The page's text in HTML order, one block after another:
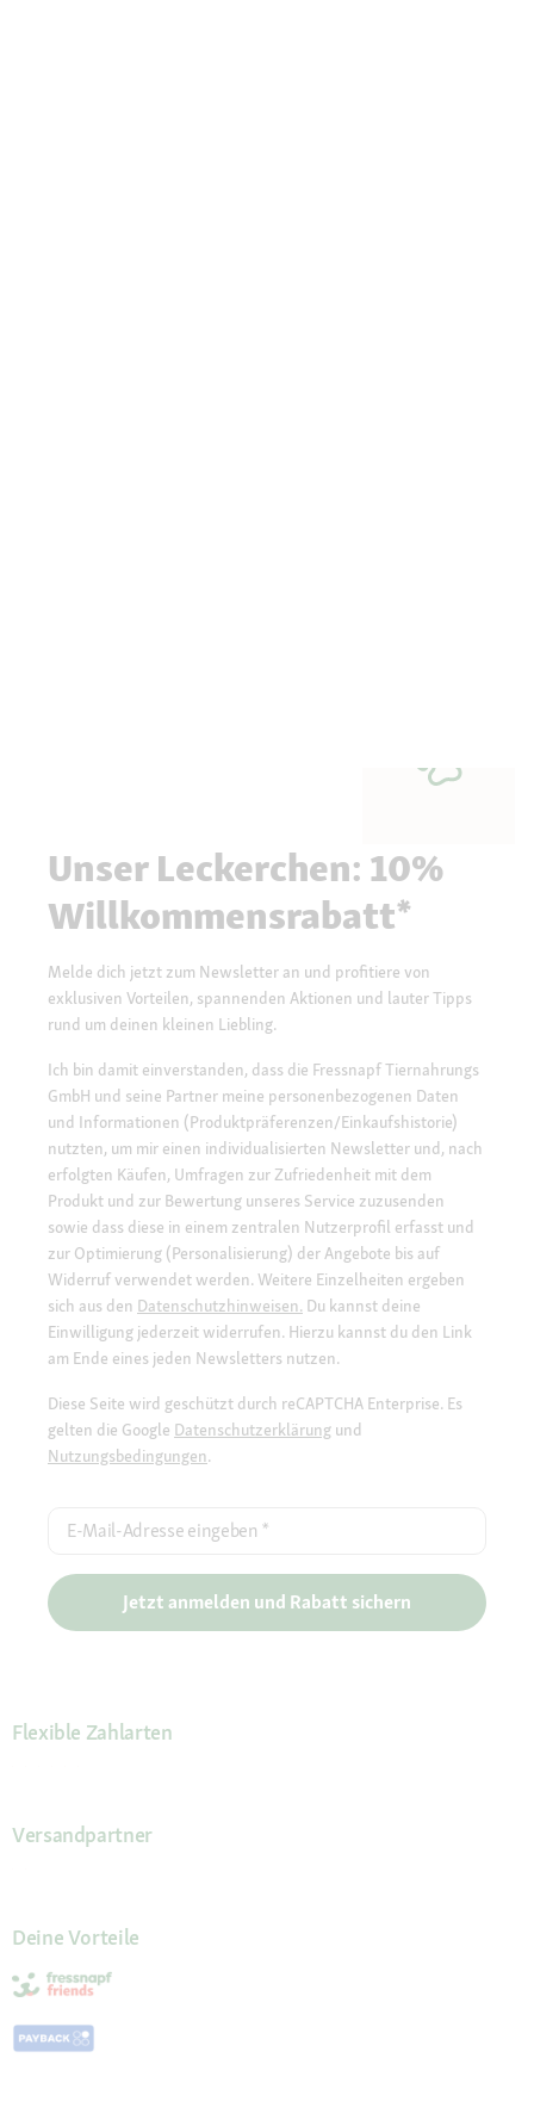
Unser Leckerchen: 10%
Willkommensrabatt*
Melde dich jetzt zum Newsletter an und profitiere von
exklusiven Vorteilen, spannenden Aktionen und lauter Tipps
rund um deinen kleinen Liebling.
Ich bin damit einverstanden, dass die Fressnapf Tiernahrungs
GmbH und seine Partner meine personenbezogenen Daten
und Informationen (Produktpräferenzen/Einkaufshistorie)
nutzten, um mir einen individualisierten Newsletter und, nach
erfolgten Käufen, Umfragen zur Zufriedenheit mit dem
Produkt und zur Bewertung unseres Service zuzusenden
sowie dass diese in einem zentralen Nutzerprofil erfasst und
zur Optimierung (Personalisierung) der Angebote bis auf
Widerruf verwendet werden. Weitere Einzelheiten ergeben
sich aus den Datenschutzhinweisen. Du kannst deine
Einwilligung jederzeit widerrufen. Hierzu kannst du den Link
am Ende eines jeden Newsletters nutzen.
Diese Seite wird geschützt durch reCAPTCHA Enterprise. Es
gelten die Google Datenschutzerklärung und
Nutzungsbedingungen.
E-Mail-Adresse eingeben *
Jetzt anmelden und Rabatt sichern
Flexible Zahlarten
Versandpartner
Deine Vorteile